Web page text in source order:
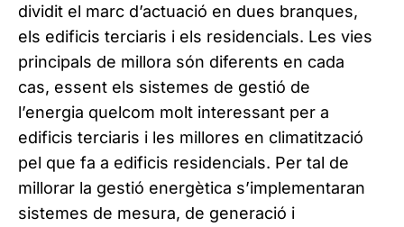
dividit el marc d’actuació en dues branques,
els edificis terciaris i els residencials. Les vies
principals de millora són diferents en cada
cas, essent els sistemes de gestió de
l’energia quelcom molt interessant per a
edificis terciaris i les millores en climatització
pel que fa a edificis residencials. Per tal de
millorar la gestió energètica s’implementaran
sistemes de mesura, de generació i